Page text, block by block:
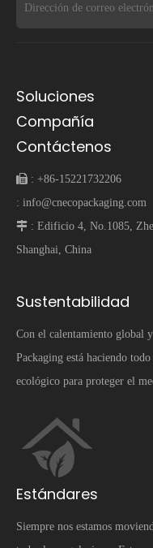
Soluciones
Compañía
Contáctenos
 : +86-15221732206
: info@cnecopackaging.com
 : Edificio 4, No.1085,
Shanghai, China
Sustentabilidad
Con el calentamiento global
Packaging está haciendo
ecológico para proteger el
Estándares
Siempre nos estamos